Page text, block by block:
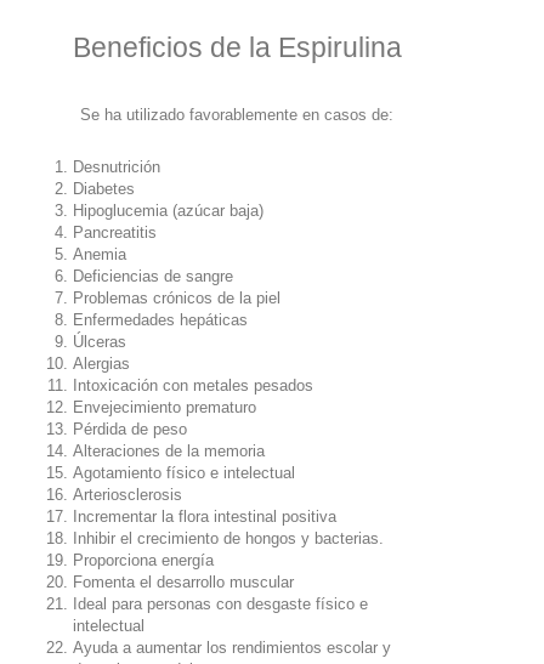
Beneficios de la Espirulina
Se ha utilizado favorablemente en casos de:
Desnutrición
Diabetes
Hipoglucemia (azúcar baja)
Pancreatitis
Anemia
Deficiencias de sangre
Problemas crónicos de la piel
Enfermedades hepáticas
Úlceras
Alergias
Intoxicación con metales pesados
Envejecimiento prematuro
Pérdida de peso
Alteraciones de la memoria
Agotamiento físico e intelectual
Arteriosclerosis
Incrementar la flora intestinal positiva
Inhibir el crecimiento de hongos y bacterias.
Proporciona energía
Fomenta el desarrollo muscular
Ideal para personas con desgaste físico e
intelectual
Ayuda a aumentar los rendimientos escolar y